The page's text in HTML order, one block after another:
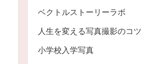
ベクトルストーリーラボ
人生を変える写真撮影のコツ
小学校入学写真